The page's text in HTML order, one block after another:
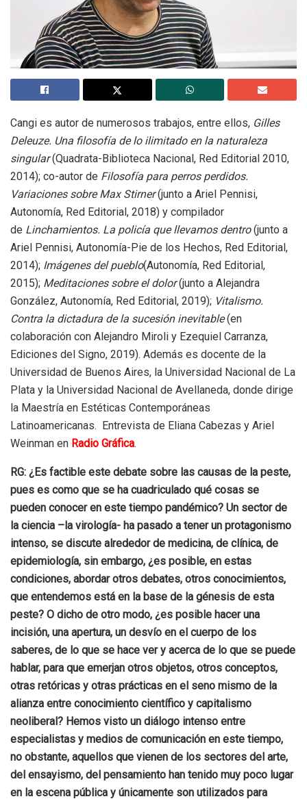
Cangi es autor de numerosos trabajos, entre ellos, Gilles
Deleuze. Una filosofía de lo ilimitado en la naturaleza
singular(Quadrata-Biblioteca Nacional, Red Editorial 2010,
2014); co-autor de Filosofía para perros perdidos.
Variaciones sobre Max Stirner(junto a Ariel Pennisi,
Autonomía, Red Editorial, 2018) y compilador
de Linchamientos. La policía que llevamos dentro(junto a
Ariel Pennisi, Autonomía-Pie de los Hechos, Red Editorial,
2014); Imágenes del pueblo(Autonomía, Red Editorial,
2015); Meditaciones sobre el dolor(junto a Alejandra
González, Autonomía, Red Editorial, 2019); Vitalismo.
Contra la dictadura de la sucesión inevitable(en
colaboración con Alejandro Miroli y Ezequiel Carranza,
Ediciones del Signo, 2019). Además es docente de la
Universidad de Buenos Aires, la Universidad Nacional de La
Plata y la Universidad Nacional de Avellaneda, donde dirige
la Maestría en Estéticas Contemporáneas
Latinoamericanas. Entrevista de Eliana Cabezas y Ariel
Weinman en Radio Gráfica.
RG: ¿Es factible este debate sobre las causas de la peste,
pues es como que se ha cuadriculado qué cosas se
pueden conocer en este tiempo pandémico? Un sector de
la ciencia –la virología- ha pasado a tener un protagonismo
intenso, se discute alrededor de medicina, de clínica, de
epidemiología, sin embargo, ¿es posible, en estas
condiciones, abordar otros debates, otros conocimientos,
que entendemos está en la base de la génesis de esta
peste? O dicho de otro modo, ¿es posible hacer una
incisión, una apertura, un desvío en el cuerpo de los
saberes, de lo que se hace ver y acerca de lo que se puede
hablar, para que emerjan otros objetos, otros conceptos,
otras retóricas y otras prácticas en el seno mismo de la
alianza entre conocimiento científico y capitalismo
neoliberal? Hemos visto un diálogo intenso entre
especialistas y medios de comunicación en este tiempo,
no obstante, aquellos que vienen de los sectores del arte,
del ensayismo, del pensamiento han tenido muy poco lugar
en la escena pública y únicamente son utilizados para